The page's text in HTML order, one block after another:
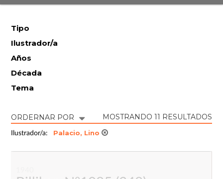
Tipo
Ilustrador/a
Años
Década
Tema
ORDERNAR POR MOSTRANDO 11 RESULTADOS
Ilustrador/a: Palacio, Lino